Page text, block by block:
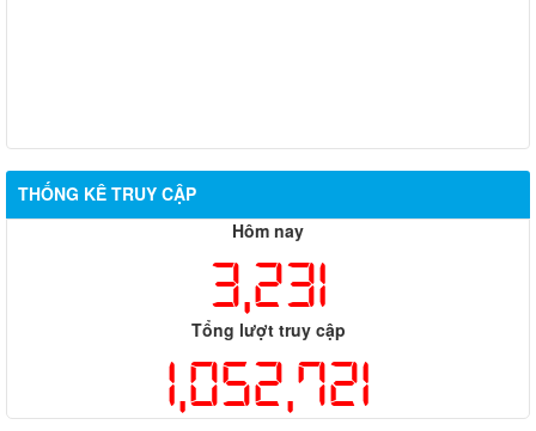
THỐNG KÊ TRUY CẬP
Hôm nay
3,231
Tổng lượt truy cập
1,052,721